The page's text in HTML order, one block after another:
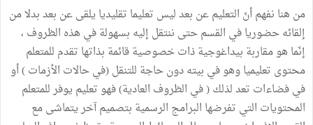
من هنا نفهم أنّ التعليم عن بعد ليس تعليما تقليديا يلقى عن بعد بدلا من
إلقائه حضوريا في القسم حتى ننتقل إليه بسهولة في هذه الظروف ،
إنّما هو مقاربة بيداغوجية ذات خصوصية قائمة بذاتها تقدم للمتعلم
محتوى تعليميا وهو في بيته دون حاجة للتنقل (في حالات الأزمات ) أو
في فضاءات تعد لذلك ( في الظروف العادية) فهو تعليم يوفر للمتعلم
المحتويات التي تفرضها البرامج الرسمية بتصميم آخر يتماشى مع